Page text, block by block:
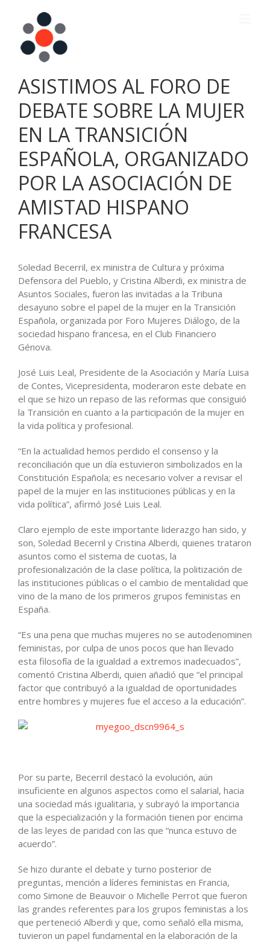
ASISTIMOS AL FORO DE
DEBATE SOBRE LA MUJER
EN LA TRANSICIÓN
ESPAÑOLA, ORGANIZADO
POR LA ASOCIACIÓN DE
AMISTAD HISPANO
FRANCESA
Soledad Becerril, ex ministra de Cultura y próxima
Defensora del Pueblo, y Cristina Alberdi, ex ministra de
Asuntos Sociales, fueron las invitadas a la Tribuna
desayuno sobre el papel de la mujer en la Transición
Española, organizada por Foro Mujeres Diálogo, de la
sociedad hispano francesa, en el Club Financiero
Génova.
José Luis Leal, Presidente de la Asociación y María Luisa
de Contes, Vicepresidenta, moderaron este debate en
el que se hizo un repaso de las reformas que consiguió
la Transición en cuanto a la participación de la mujer en
la vida política y profesional.
“En la actualidad hemos perdido el consenso y la
reconciliación que un día estuvieron simbolizados en la
Constitución Española; es necesario volver a revisar el
papel de la mujer en las instituciones públicas y en la
vida política”, afirmó José Luis Leal.
Claro ejemplo de este importante liderazgo han sido, y
son, Soledad Becerril y Cristina Alberdi, quienes trataron
asuntos como el sistema de cuotas, la
profesionalización de la clase política, la politización de
las instituciones públicas o el cambio de mentalidad que
vino de la mano de los primeros grupos feministas en
España.
“Es una pena que muchas mujeres no se autodenominen
feministas, por culpa de unos pocos que han llevado
esta filosofía de la igualdad a extremos inadecuados”,
comentó Cristina Alberdi, quien añadió que “el principal
factor que contribuyó a la igualdad de oportunidades
entre hombres y mujeres fue el acceso a la educación”.
Por su parte, Becerril destacó la evolución, aún
insuficiente en algunos aspectos como el salarial, hacia
una sociedad más igualitaria, y subrayó la importancia
que la especialización y la formación tienen por encima
de las leyes de paridad con las que “nunca estuvo de
acuerdo”.
Se hizo durante el debate y turno posterior de
preguntas, mención a líderes feministas en Francia,
como Simone de Beauvoir o Michelle Perrot que fueron
las grandes referentes para los grupos feministas a los
que perteneció Alberdi y que, como señaló ella misma,
tuvieron un papel fundamental en la elaboración de la